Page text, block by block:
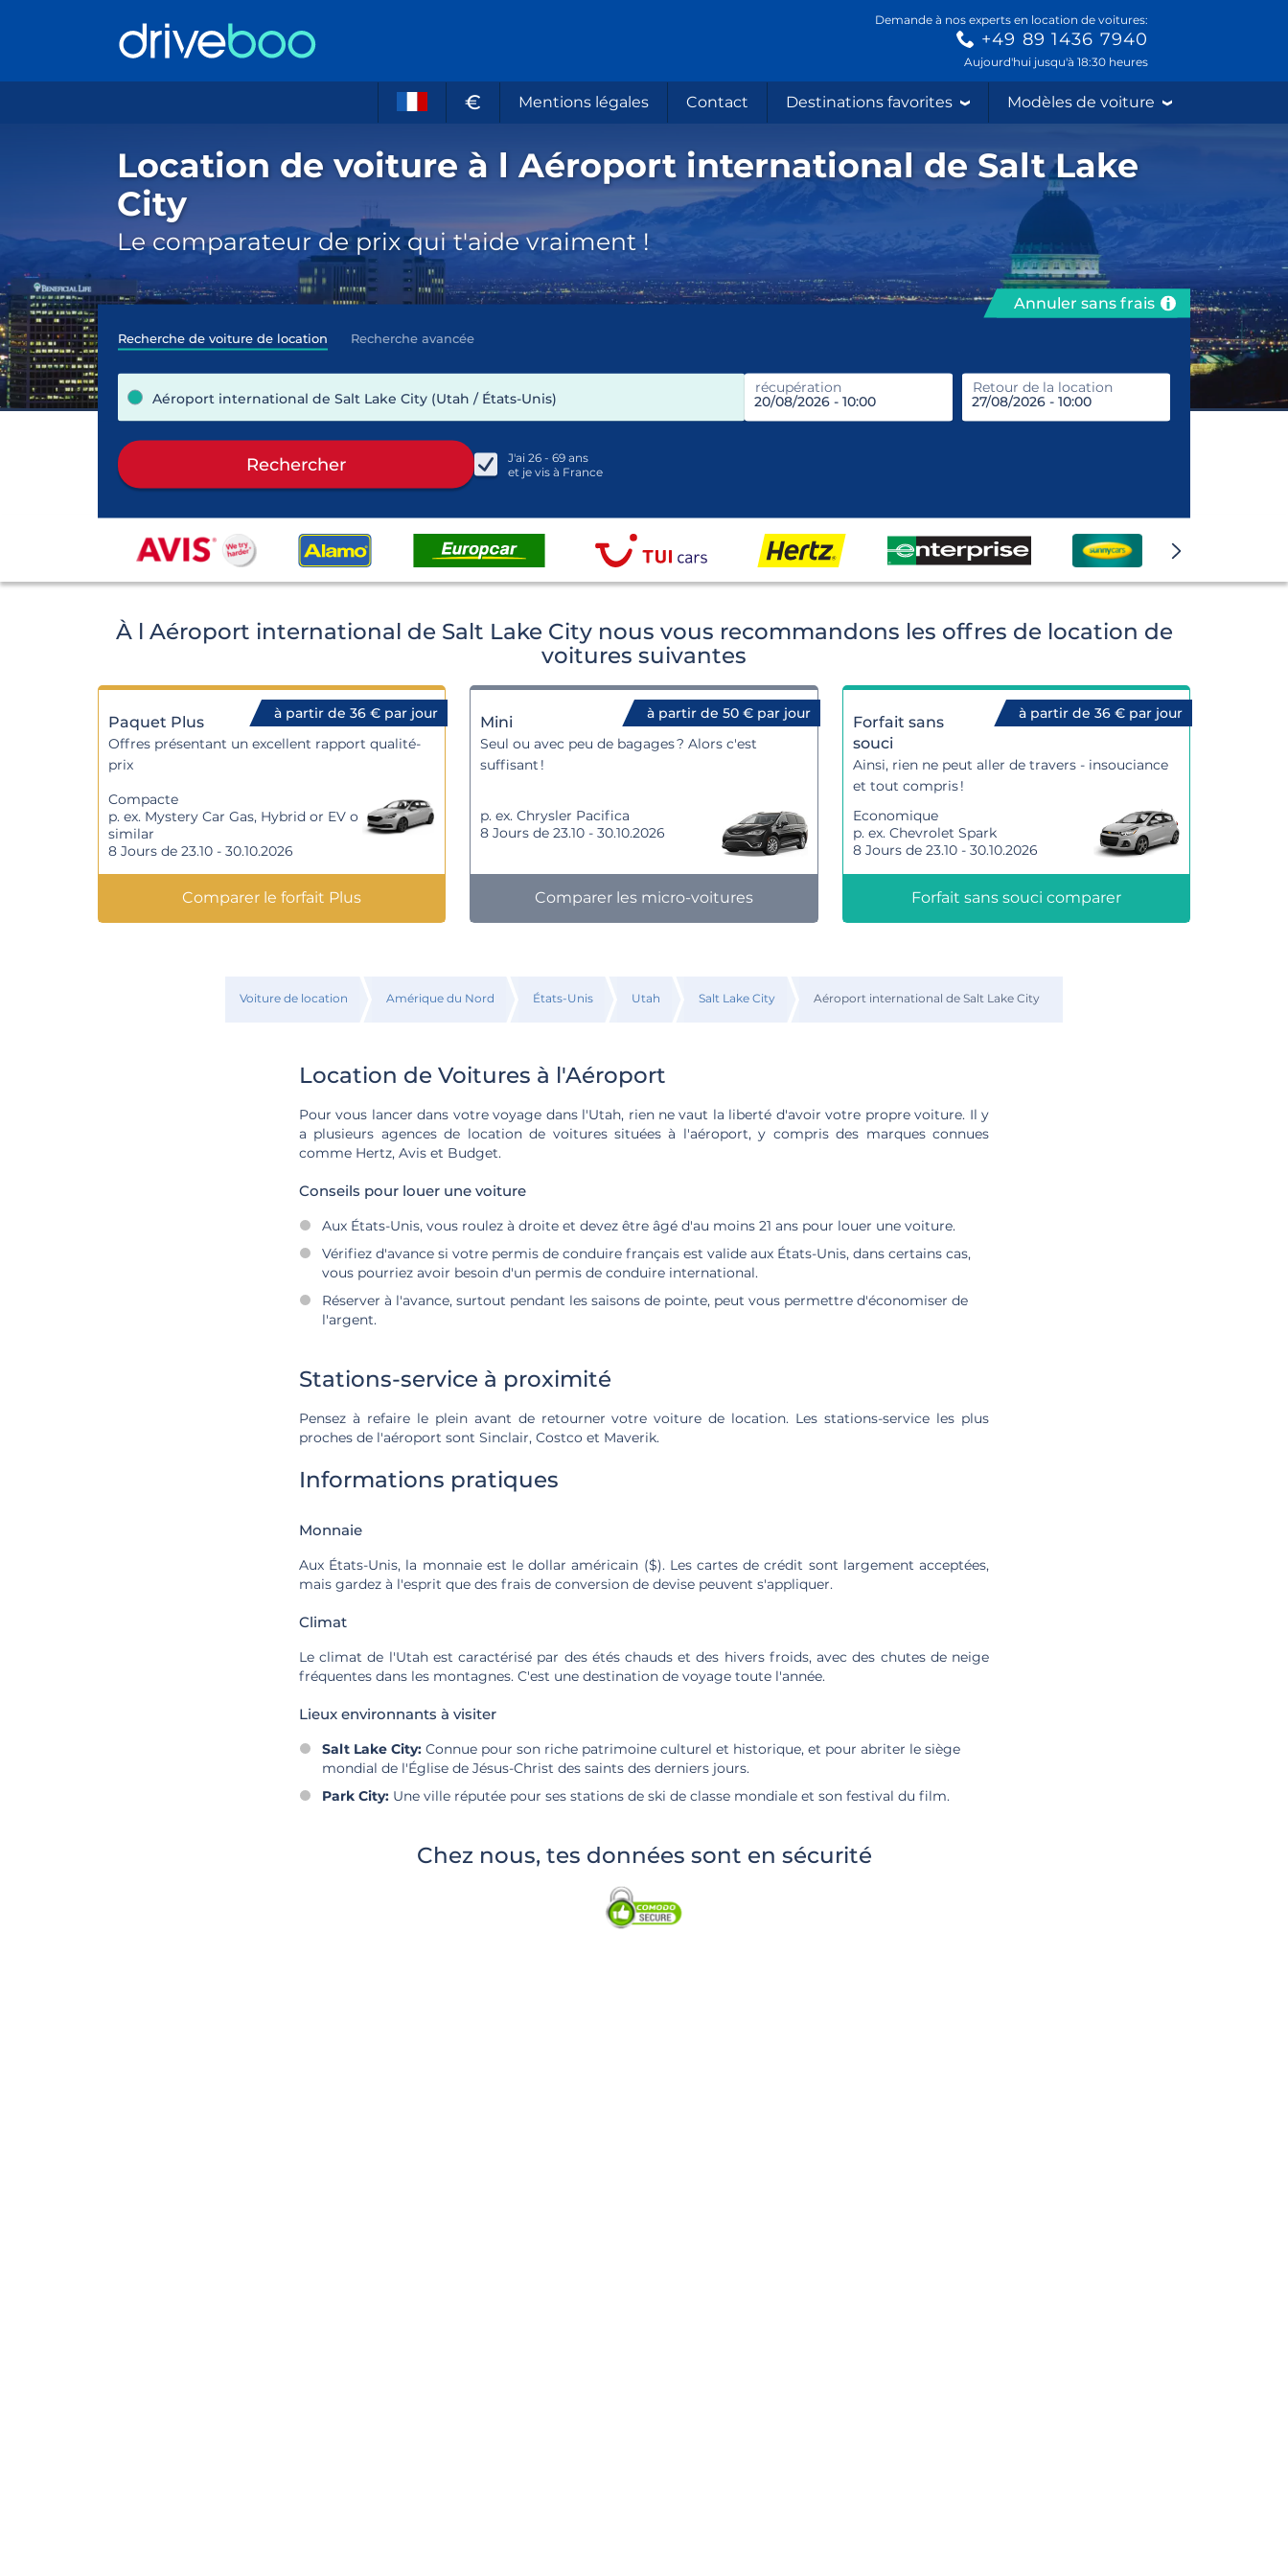
Demande à nos experts en location de voitures:
+49 89 1436 7940
Aujourd'hui jusqu'à 18:30 heures
€ Mentions légales Contact Destinations favorites Modèles de voiture
Location de voiture à l Aéroport international de Salt Lake
City
Le comparateur de prix qui t'aide vraiment !
Annuler sans frais
Recherche de voiture de location Recherche avancée
Aéroport international de Salt Lake City (Utah / États-Unis)
récupération Retour de la location
prendre
J'ai 26 - 69 ans
et je vis à France
Rechercher
À l Aéroport international de Salt Lake City nous vous recommandons les offres de location de
voitures suivantes
à partir de 36 € par jour
Paquet Plus
Offres présentant un excellent rapport qualité-
prix
Compacte
p. ex. Mystery Car Gas, Hybrid or EV o
similar
8 Jours de 23.10 - 30.10.2026
Comparer le forfait Plus
à partir de 50 € par jour
Mini
Seul ou avec peu de bagages ? Alors c'est
suffisant !
p. ex. Chrysler Pacifica
8 Jours de 23.10 - 30.10.2026
Comparer les micro-voitures
à partir de 36 € par jour
Forfait sans
souci
Ainsi, rien ne peut aller de travers - insouciance
et tout compris !
Economique
p. ex. Chevrolet Spark
8 Jours de 23.10 - 30.10.2026
Forfait sans souci comparer
Voiture de location Amérique du Nord États-Unis Utah Salt Lake City Aéroport international de Salt Lake City
Location de Voitures à l'Aéroport
Pour vous lancer dans votre voyage dans l'Utah, rien ne vaut la liberté d'avoir votre propre voiture. Il y
a plusieurs agences de location de voitures situées à l'aéroport, y compris des marques connues
comme Hertz, Avis et Budget.
Conseils pour louer une voiture
Aux États-Unis, vous roulez à droite et devez être âgé d'au moins 21 ans pour louer une voiture.
Vérifiez d'avance si votre permis de conduire français est valide aux États-Unis, dans certains cas,
vous pourriez avoir besoin d'un permis de conduire international.
Réserver à l'avance, surtout pendant les saisons de pointe, peut vous permettre d'économiser de
l'argent.
Stations-service à proximité
Pensez à refaire le plein avant de retourner votre voiture de location. Les stations-service les plus
proches de l'aéroport sont Sinclair, Costco et Maverik.
Informations pratiques
Monnaie
Aux États-Unis, la monnaie est le dollar américain ($). Les cartes de crédit sont largement acceptées,
mais gardez à l'esprit que des frais de conversion de devise peuvent s'appliquer.
Climat
Le climat de l'Utah est caractérisé par des étés chauds et des hivers froids, avec des chutes de neige
fréquentes dans les montagnes. C'est une destination de voyage toute l'année.
Lieux environnants à visiter
Salt Lake City: Connue pour son riche patrimoine culturel et historique, et pour abriter le siège
mondial de l'Église de Jésus-Christ des saints des derniers jours.
Park City: Une ville réputée pour ses stations de ski de classe mondiale et son festival du film.
Chez nous, tes données sont en sécurité